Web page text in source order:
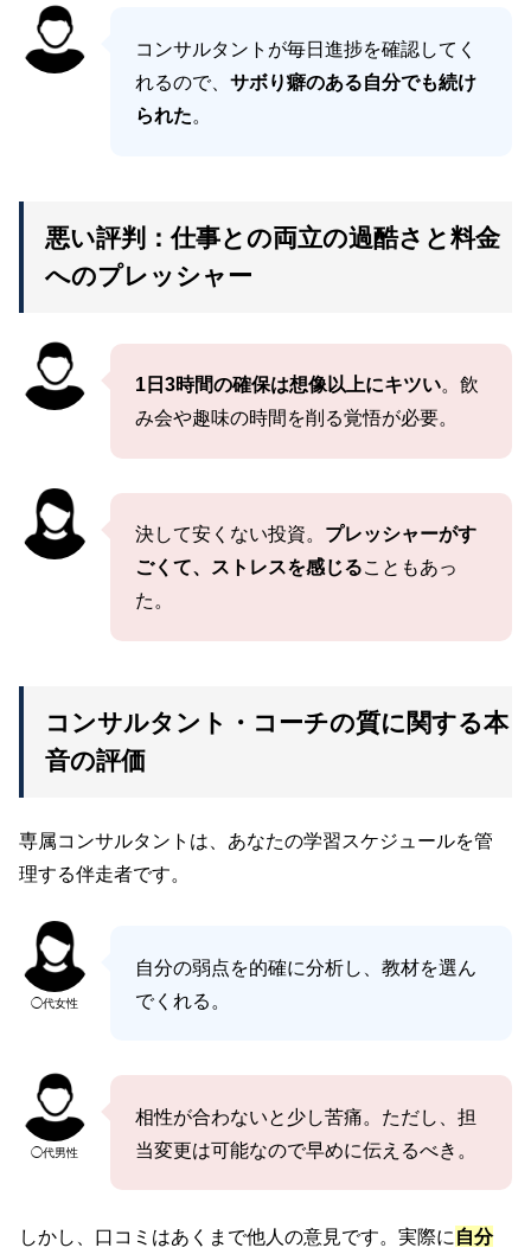
コンサルタントが毎日進捗を確認してく
れるので、 サボり癖のある自分でも続け
られた。
悪い評判：仕事との両立の過酷さと料金
へのプレッシャー
1日3時間の確保は想像以上にキツい。飲
み会や趣味の時間を削る覚悟が必要。
決して安くない投資。 プレッシャーがす
ごくて、ストレスを感じることもあっ
た。
コンサルタント・コーチの質に関する本
音の評価
専属コンサルタントは、あなたの学習スケジュールを管
理する伴走者です。
◯代女性
自分の弱点を的確に分析し、教材を選ん
でくれる。
◯代男性
相性が合わないと少し苦痛。ただし、担
当変更は可能なので早めに伝えるべき。
しかし、口コミはあくまで他人の意見です。実際に 自分